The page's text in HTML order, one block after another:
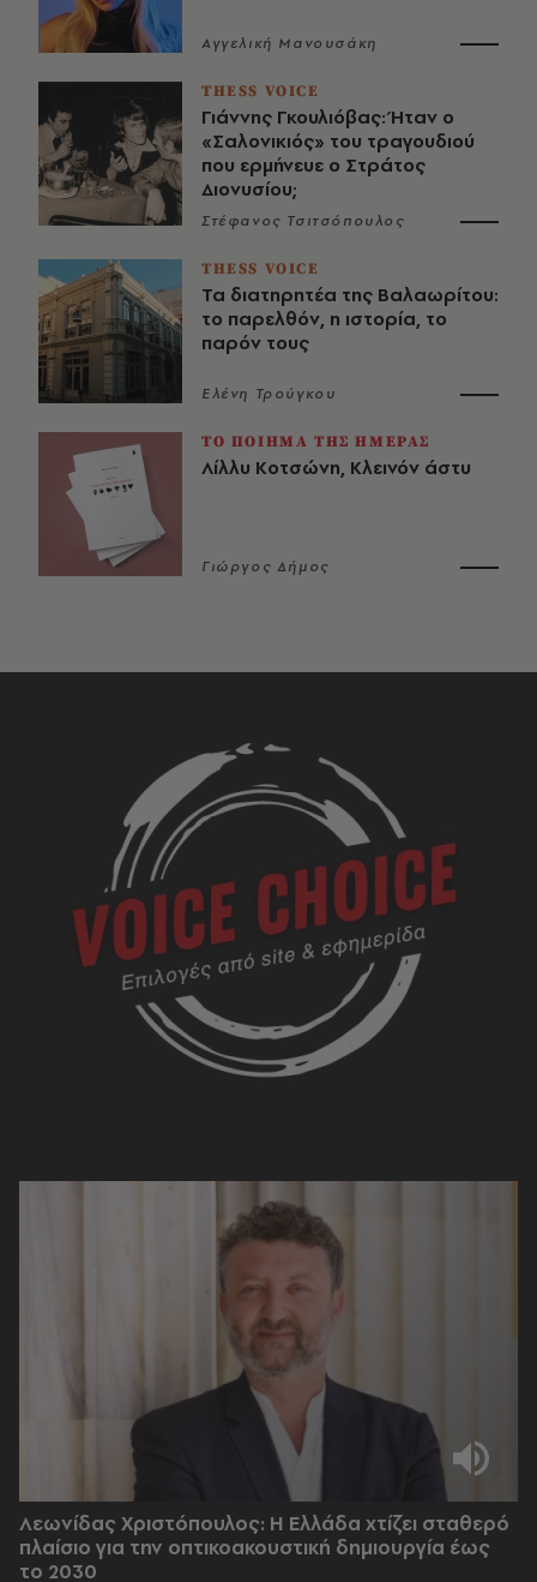
Αγγελική Μανουσάκη
THESS VOICE
Γιάννης Γκουλιόβας: Ήταν ο
«Σαλονικιός» του τραγουδιού
που ερμήνευε ο Στράτος
Διονυσίου;
Στέφανος Τσιτσόπουλος
THESS VOICE
Τα διατηρητέα της Βαλαωρίτου:
το παρελθόν, η ιστορία, το
παρόν τους
Ελένη Τρούγκου
ΤΟ ΠΟΙΗΜΑ ΤΗΣ ΗΜΕΡΑΣ
Λίλλυ Κοτσώνη, Κλεινόν άστυ
Γιώργος Δήμος
Λεωνίδας Χριστόπουλος: Η Ελλάδα χτίζει σταθερό
πλαίσιο για την οπτικοακουστική δημιουργία έως
το 2030